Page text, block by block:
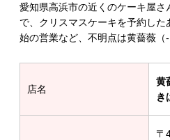
愛知県高浜市の近くのケーキ屋
で、クリスマスケーキを予約し
始の営業など、不明点は黄薔薇（
店名
黄
き
〒